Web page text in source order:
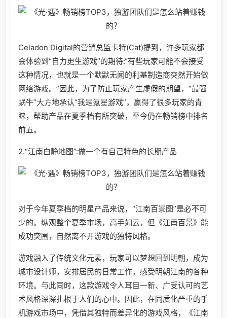
Celadon Digital的营销总监卡特(Cat)提到，许多玩家都
会体验到“自力更生游戏”的期待:“有些玩家可能不会接受
这种情况，也就是一个默默无闻的利基制造商突然开始做
网络游戏。”因此，为了防止玩家产生虚假的期望，“最强
蜗牛”大方地承认“我是氪星游戏”，赢得了很多玩家的青
睐，帮助产品在夏季档有所突破，至今仍在畅销榜中排名
前五。
2.“江南白静地图”:做一个有自己特色的长期产品
对于今年夏季档的明星产品来说，“江南百景图”是必不可
少的。纵观整个夏季市场，高手如云，但《江南百景》能
成功突围，自然离不开游戏的独特风格。
游戏融入了传统文化元素，玩家可以梦想回到明朝，成为
城市设计师，安排居民的日常工作，感受明朝江南的各种
环境。与此同时，这款游戏令人耳目一新、广受认可的艺
术风格深深扎根于人们的心中。因此，在同质化严重的手
机游戏市场中，凭借其独特而差异化的游戏风格，《江南